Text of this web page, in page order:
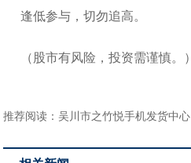
逢低参与，切勿追高。
（股市有风险，投资需谨慎。）
推荐阅读： 吴川市之竹悦手机发货中心